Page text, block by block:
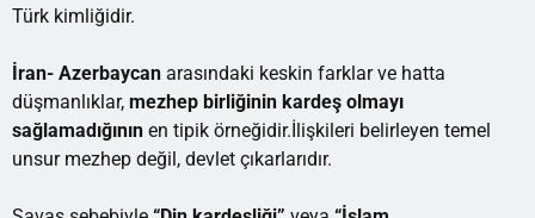
Türk kimliğidir.
İran- Azerbaycan arasındaki keskin farklar ve hatta
düşmanlıklar, mezhep birliğinin kardeş olmayı
sağlamadığının en tipik örneğidir.İlişkileri belirleyen temel
unsur mezhep değil, devlet çıkarlarıdır.